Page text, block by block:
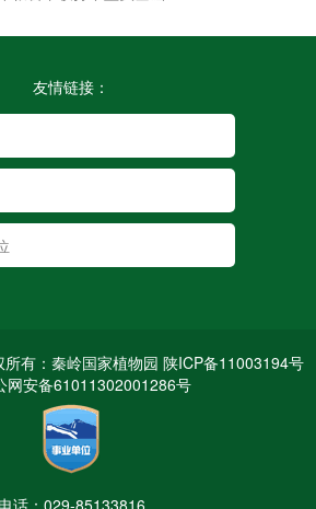
友情链接：
有：秦岭国家植物园 陕ICP备11003194号
网安备61011302001286号
电话：029-85133816